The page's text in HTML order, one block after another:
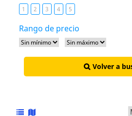
1 2 3 4 5
Rango de precio
Volver a